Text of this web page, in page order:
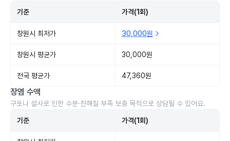
기준 가격(1회)
창원시 최저가 30,000원
창원시 평균가 30,000원
전국 평균가 47,360원
장염 수액
구토나 설사로 인한 수분·전해질 부족 보충 목적으로 상담될 수 있어요.
기준 가격(1회)